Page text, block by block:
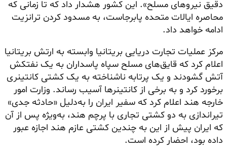
دقیق نیروهای مسلح». این کشور هشدار داد که تا زمانی که
محاصره ایالات متحده پابرجاست، به مسدود کردن ترانزیت
ادامه خواهد داد.
مرکز عملیات تجارت دریایی بریتانیا وابسته به ارتش بریتانیا
اعلام کرد که قایق‌های مسلح سپاه پاسداران به یک نفتکش
آتش گشودند و یک پرتابه ناشناخته به یک کشتی کانتینری
برخورد کرد و به برخی از کانتینرها آسیب رساند. وزارت امور
خارجه هند اعلام کرد که سفیر ایران را به‌دلیل «حادثه جدی»
تیراندازی به دو کشتی تجاری با پرچم هند، به‌ویژه پس از آن
که ایران پیش از این به چندین کشتی عازم هند اجازه عبور
داده بود، احضار کرده است.